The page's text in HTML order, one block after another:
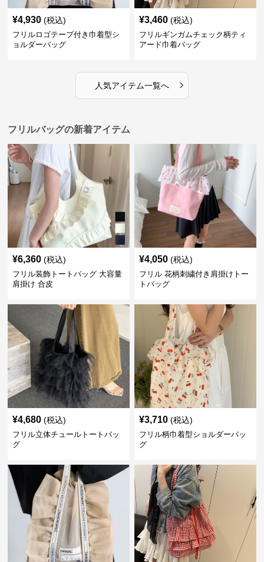
¥4,930 (税込)
フリルロゴテープ付き巾着型シ
ョルダーバッグ
¥3,460 (税込)
フリルギンガムチェック柄ティ
アード巾着バッグ
人気アイテム一覧へ ›
フリルバッグの新着アイテム
¥6,360 (税込)
フリル装飾トートバッグ 大容量
肩掛け 合皮
¥4,050 (税込)
フリル 花柄刺繍付き肩掛けトー
トバッグ
¥4,680 (税込)
フリル立体チュールトートバッ
グ
¥3,710 (税込)
フリル柄巾着型ショルダーバッ
グ